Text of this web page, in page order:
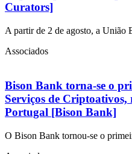
Curators]
A partir de 2 de agosto, a União
Associados
Bison Bank torna-se o
Serviços de
Portugal [Bison Bank]
O Bison Bank tornou-se o